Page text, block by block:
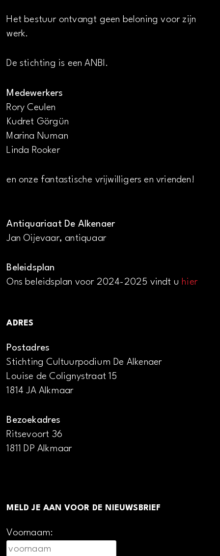
Het bestuur ontvangt geen beloning voor zijn
werk.
De stichting is een ANBI.
Medewerkers
Rory Ceulen
Kudret Görgün
Marina Numan
Linda Rooker
en onze fantastische vrijwilligers en vrienden!
Antiquariaat De Alkenaer
Jan Oijevaar, antiquaar
Beleidsplan
Ons beleidsplan voor 2024-2025 vindt uhier
ADRES
Postadres
Stichting Cultuurpodium De Alkenaer
Louise de Colignystraat 15
1814 JA Alkmaar
Bezoekadres
Ritsevoort 36
1811 DP Alkmaar
MELD JE AAN VOOR DE NIEUWSBRIEF
Voornaam: